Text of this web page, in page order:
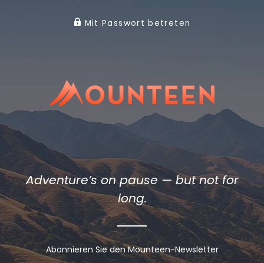
Mit Passwort betreten
Adventure’s on pause — but not for
long.
Abonnieren Sie den Mounteen-Newsletter